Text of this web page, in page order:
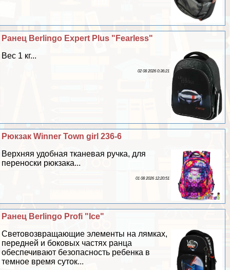
Ранец Berlingo Expert Plus "Fearless"
Вес 1 кг...
02 08 2026 0:36:21
Рюкзак Winner Town girl 236-6
Верхняя удобная тканевая ручка, для
переноски рюкзака...
01 08 2026 12:20:51
Ранец Berlingo Profi "Ice"
Световозвращающие элементы на лямках,
передней и боковых частях ранца
обеспечивают безопасность ребенка в
темное время суток...